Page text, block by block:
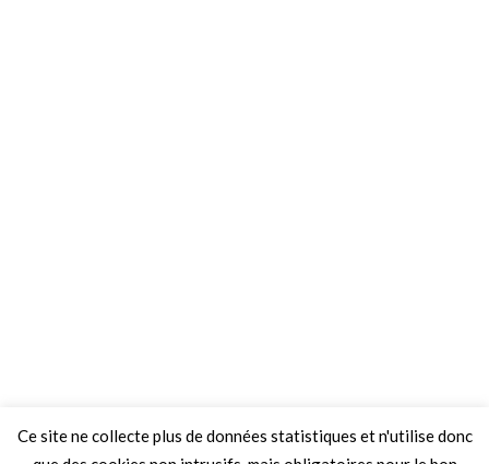
Ce site ne collecte plus de données statistiques et n'utilise donc